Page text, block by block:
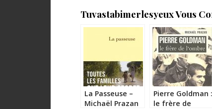
Tuvastabimerlesyeux Vous
La Passeuse –
Michaël Prazan
Pierre Goldman :
le frère de